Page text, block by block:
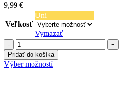
9,99 €
Veľkosť
Uni
Vymazať
množstvo
Bavlnený
nákrčník
-
Pridať do košíka
Výber možnostíTento